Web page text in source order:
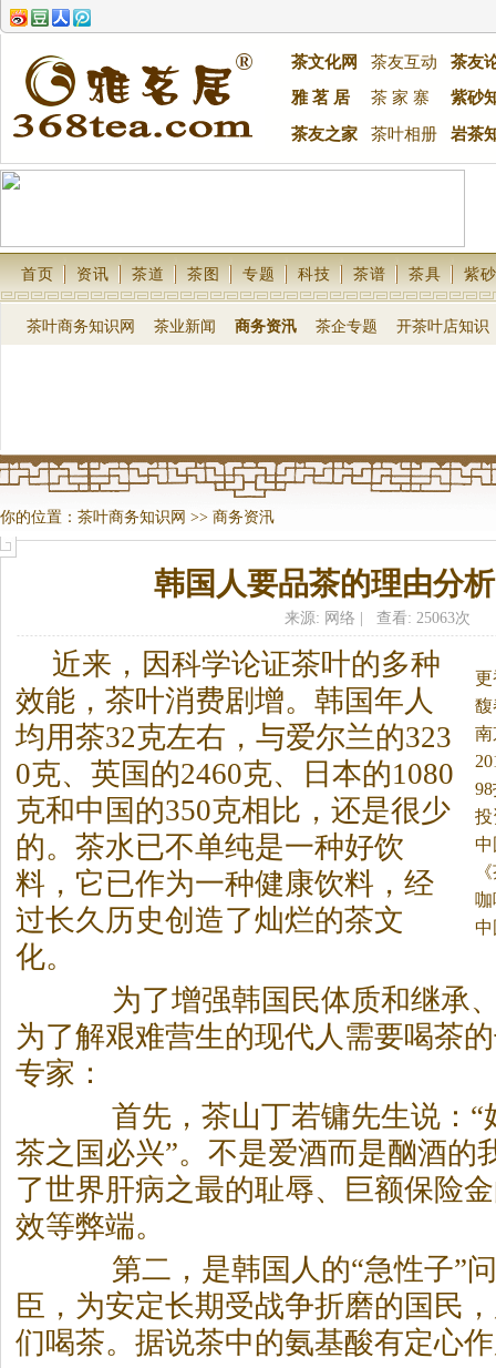
茶文化网 茶友互动
茶友
雅 茗 居
茶 家 寨 紫砂
茶友之家 茶叶相册 岩茶
首页 资讯 茶道 茶图 专题 科技 茶谱 茶具 紫砂
茶叶商务知识网 茶业新闻 商务资汛 茶企专题 开茶叶店知识
你的位置： 茶叶商务知识网 >> 商务资汛
韩国人要品茶的理由分析
来源: 网络 | 查看: 25063次
第
南
一
咖
近来，因科学论证茶叶的多种
效能，茶叶消费剧增。 韩国年人
均用茶32克左右，与爱尔兰的323
0克、英国的2460克、日本的1080
克和中国的350克相比，还是很少
的。茶水已不单纯是一种好饮
料，它已作为一种健康饮料，经
过长久历史创造了灿烂的茶文
化。
为了增强韩国民体质和继承、
为了解艰难营生的现代人需要喝茶
专家：
首先，茶山丁若镛先生说：“
茶之国必兴”。不是爱酒而是酗酒的
了世界肝病之最的耻辱、巨额保险
效等弊端。
第二，是韩国人的“急性子”问
臣，为安定长期受战争折磨的国民
们喝茶。据说茶中的氨基酸有定心